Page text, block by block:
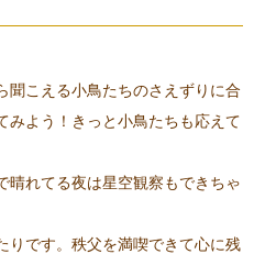
聞こえる小鳥たちのさえずりに合
みよう！きっと小鳥たちも応えて
晴れてる夜は星空観察もできちゃ
りです。秩父を満喫できて心に残